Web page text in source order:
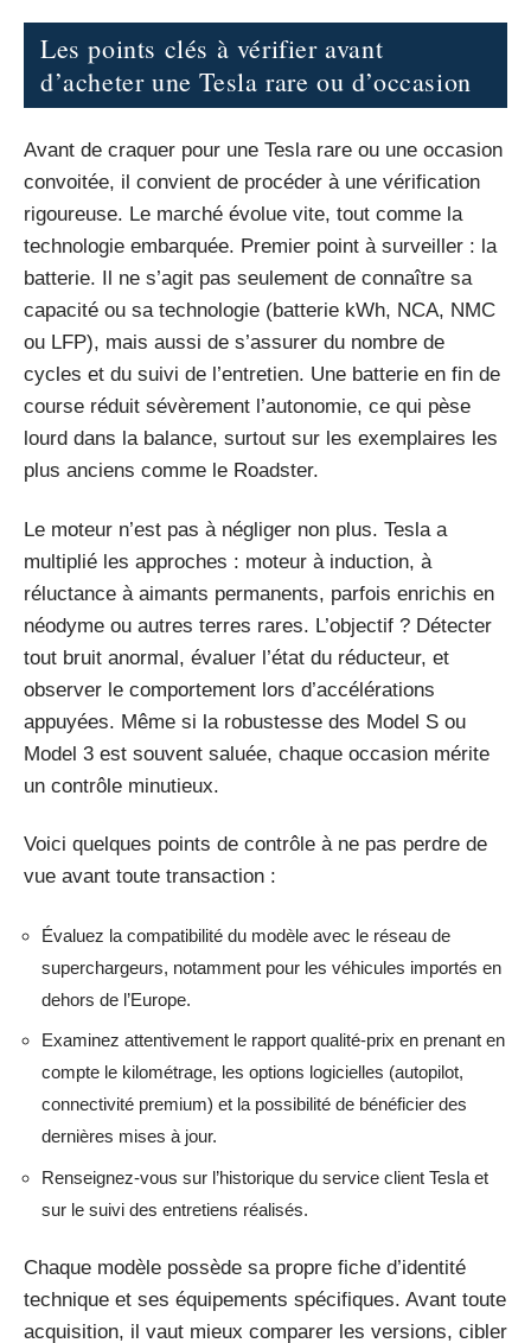
Les points clés à vérifier avant
d’acheter une Tesla rare ou d’occasion
Avant de craquer pour une Tesla rare ou une occasion
convoitée, il convient de procéder à une vérification
rigoureuse. Le marché évolue vite, tout comme la
technologie embarquée. Premier point à surveiller : la
batterie. Il ne s’agit pas seulement de connaître sa
capacité ou sa technologie (batterie kWh, NCA, NMC
ou LFP), mais aussi de s’assurer du nombre de
cycles et du suivi de l’entretien. Une batterie en fin de
course réduit sévèrement l’autonomie, ce qui pèse
lourd dans la balance, surtout sur les exemplaires les
plus anciens comme le Roadster.
Le moteur n’est pas à négliger non plus. Tesla a
multiplié les approches : moteur à induction, à
réluctance à aimants permanents, parfois enrichis en
néodyme ou autres terres rares. L’objectif ? Détecter
tout bruit anormal, évaluer l’état du réducteur, et
observer le comportement lors d’accélérations
appuyées. Même si la robustesse des Model S ou
Model 3 est souvent saluée, chaque occasion mérite
un contrôle minutieux.
Voici quelques points de contrôle à ne pas perdre de
vue avant toute transaction :
Évaluez la compatibilité du modèle avec le réseau de
superchargeurs, notamment pour les véhicules importés en
dehors de l’Europe.
Examinez attentivement le rapport qualité-prix en prenant en
compte le kilométrage, les options logicielles (autopilot,
connectivité premium) et la possibilité de bénéficier des
dernières mises à jour.
Renseignez-vous sur l’historique du service client Tesla et
sur le suivi des entretiens réalisés.
Chaque modèle possède sa propre fiche d’identité
technique et ses équipements spécifiques. Avant toute
acquisition, il vaut mieux comparer les versions, cibler